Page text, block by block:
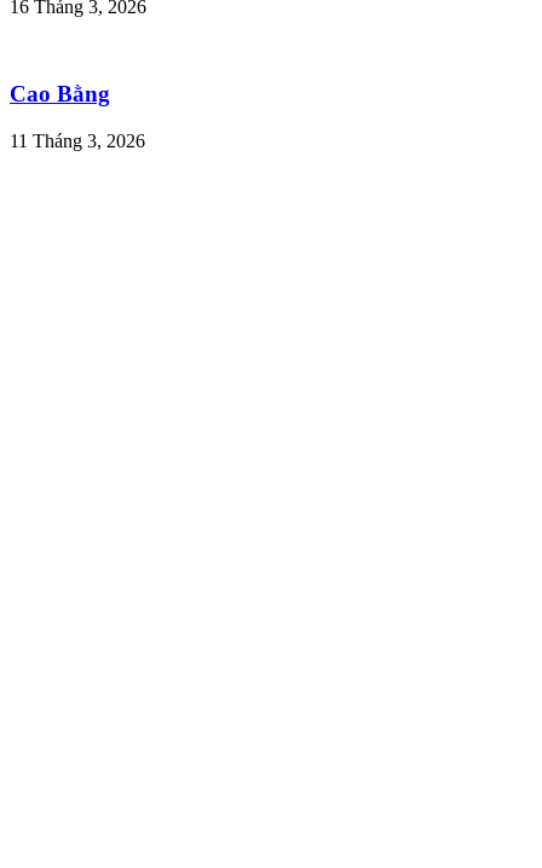
16 Tháng 3, 2026
Cao Bằng
11 Tháng 3, 2026